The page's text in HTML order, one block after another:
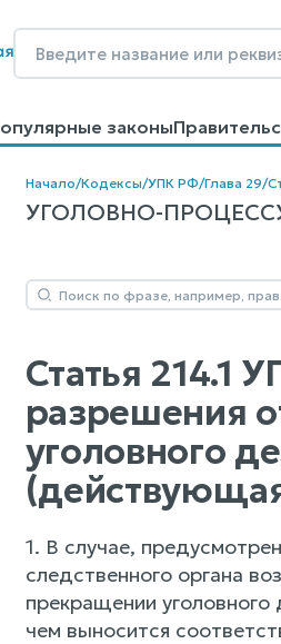
законы
Образцы договоров
Начало/Кодексы/УПК РФ/Глава 29/
УГОЛОВНО-
Статья 214.1
разрешения
уголовного
1. В случае,
следственного органа
прекращении
чем выносится